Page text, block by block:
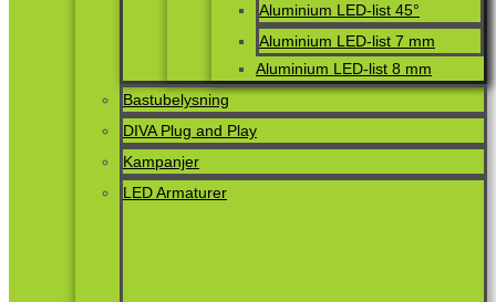
Aluminium LED-list 45°
Aluminium LED-list 7 mm
Aluminium LED-list 8 mm
Bastubelysning
DIVA Plug and Play
Kampanjer
LED Armaturer